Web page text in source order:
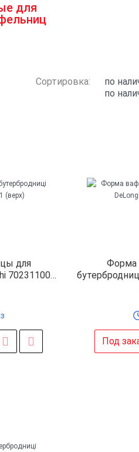
для
Сортировка:
по
по
для
7023110081
Форма
Под